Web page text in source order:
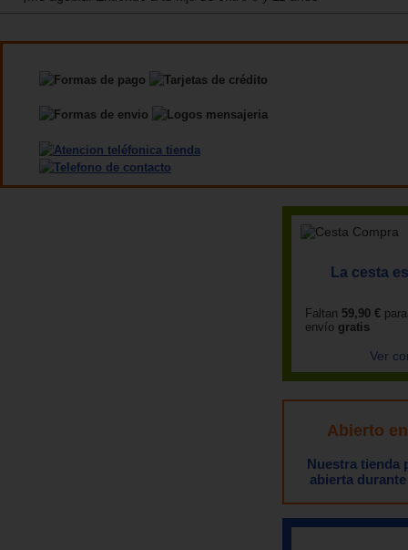
La cesta
Faltan 59,90 €
envío gratis
Ver
Abierto
Nuestra tienda
abierta